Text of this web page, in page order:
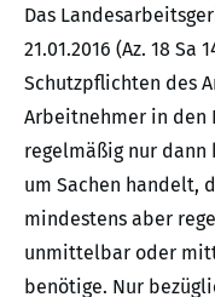
Das
21.01.2016 (Az. 18 Sa
Schutzpflichten des
Arbeitnehmer in den
regelmäßig nur dann
um Sachen handelt,
mindestens aber
unmittelbar oder
benötige. Nur